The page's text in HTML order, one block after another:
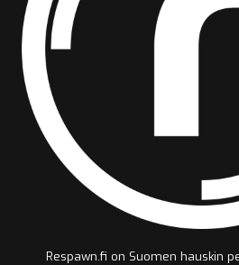
Respawn.fi on Suomen hauskin